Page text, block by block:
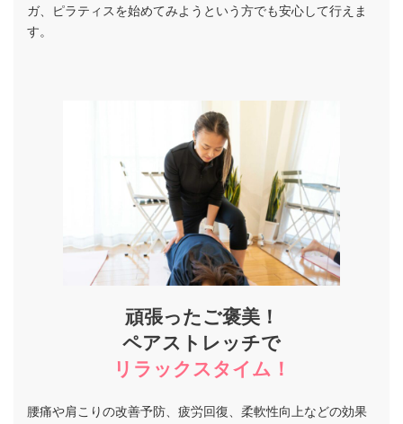
ガ、ピラティスを始めてみようという方でも安心して行えま
す。
頑張ったご褒美！
ペアストレッチで
リラックスタイム！
腰痛や肩こりの改善予防、疲労回復、柔軟性向上などの効果